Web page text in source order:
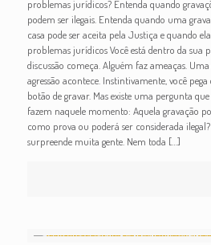
problemas jurídicos? Entenda quando
podem ser ilegais. Entenda quando uma
casa pode ser aceita pela Justiça e quando
problemas jurídicos Você está dentro da sua
discussão começa. Alguém faz ameaças.
agressão acontece. Instintivamente, você
botão de gravar. Mas existe uma pergunta que
fazem naquele momento: Aquela gravação
como prova ou poderá ser considerada
surpreende muita gente. Nem toda […]